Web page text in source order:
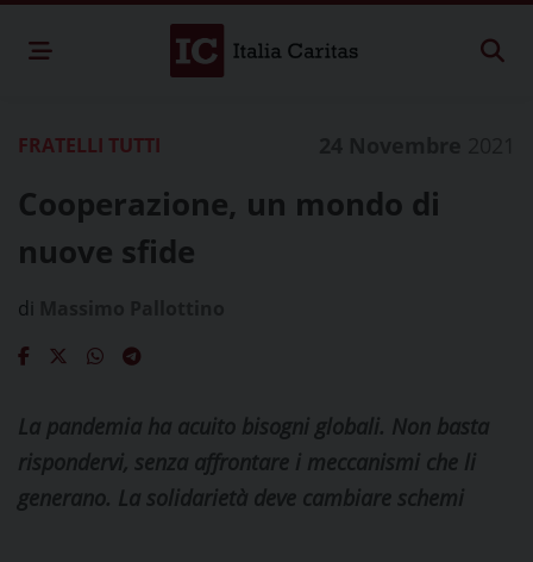
FRATELLI TUTTI
Cooperazione, un mondo di
nuove sfide
di
La pandemia ha acuito bisogni globali. Non basta
rispondervi, senza affrontare i meccanismi che li
generano. La solidarietà deve cambiare schemi